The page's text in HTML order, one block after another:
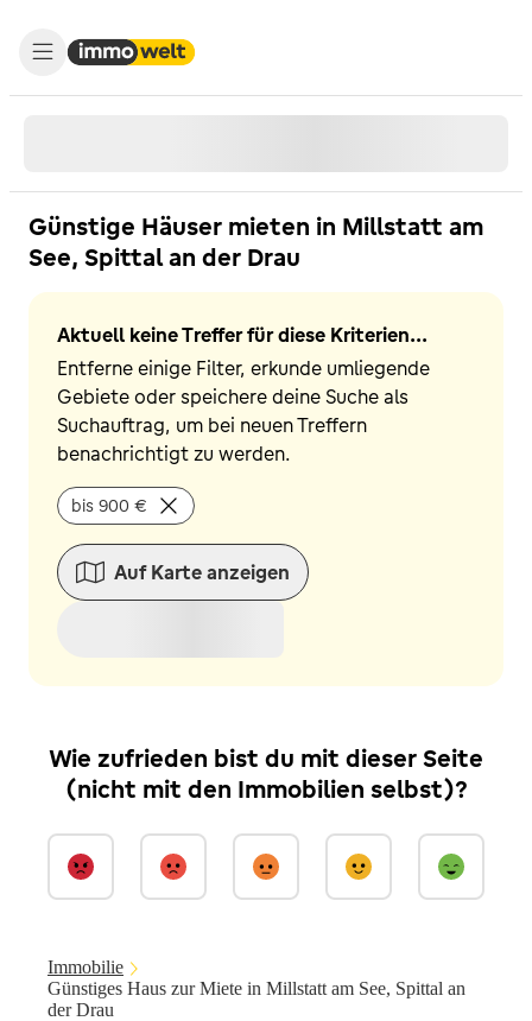
Günstige Häuser mieten in Millstatt am
See, Spittal an der Drau
Aktuell keine Treffer für diese Kriterien...
Entferne einige Filter, erkunde umliegende
Gebiete oder speichere deine Suche als
Suchauftrag, um bei neuen Treffern
benachrichtigt zu werden.
bis 900 €
Auf Karte anzeigen
Wie zufrieden bist du mit dieser Seite
(nicht mit den Immobilien selbst)?
Immobilie
Günstiges Haus zur Miete in Millstatt am See, Spittal an
der Drau